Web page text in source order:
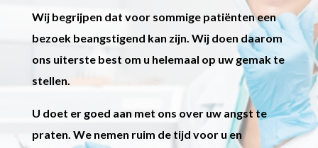
Wij begrijpen dat voor sommige patiënten een
bezoek beangstigend kan zijn. Wij doen daarom
ons uiterste best om u helemaal op uw gemak te
stellen.
U doet er goed aan met ons over uw angst te
praten. We nemen ruim de tijd voor u en